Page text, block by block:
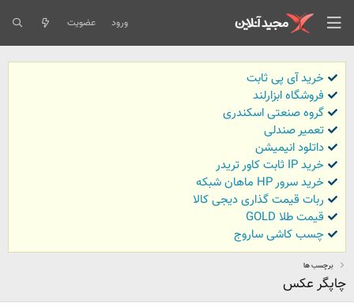
ورود عضویت
خرید آی پی ثابت
فروشگاه ابزارلند
گروه صنعتی اسکندری
تعمیر صندلی
داتلود انیمیشن
خرید IP ثابت کاور تریدر
خرید سرور HP ماهان شبکه
ربات قیمت گذاری دیجی کالا
قیمت طلا GOLD
چسب کاشی ساروج
برچسب ها
چاپگر عکس